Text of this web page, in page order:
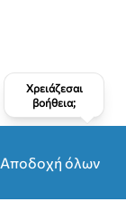
Χρειάζεσαι
βοήθεια;
Αποδοχή όλων